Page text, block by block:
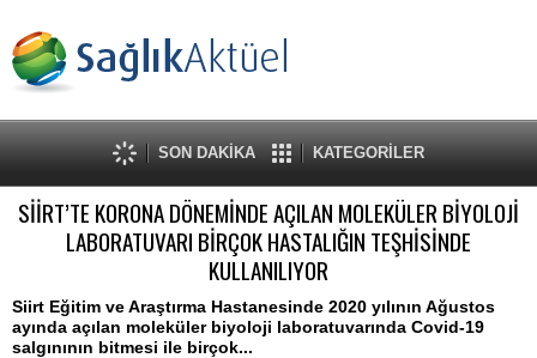
SON DAKİKA KATEGORİLER
SİİRT’TE KORONA DÖNEMİNDE AÇILAN MOLEKÜLER BİYOLOJİ
LABORATUVARI BİRÇOK HASTALIĞIN TEŞHİSİNDE
KULLANILIYOR
Siirt Eğitim ve Araştırma Hastanesinde 2020 yılının Ağustos
ayında açılan moleküler biyoloji laboratuvarında Covid-19
salgınının bitmesi ile birçok...